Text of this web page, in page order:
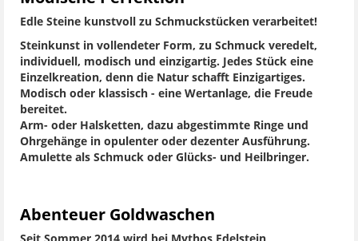
Edle Steine kunstvoll zu Schmuckstücken verarbeitet!
Steinkunst in vollendeter Form, zu Schmuck veredelt,
individuell, modisch und einzigartig. Jedes Stück eine
Einzelkreation, denn die Natur schafft Einzigartiges.
Modisch oder klassisch - eine Wertanlage, die Freude
bereitet.
Arm- oder Halsketten, dazu abgestimmte Ringe und
Ohrgehänge in opulenter oder dezenter Ausführung.
Amulette als Schmuck oder Glücks- und Heilbringer.
Abenteuer Goldwaschen